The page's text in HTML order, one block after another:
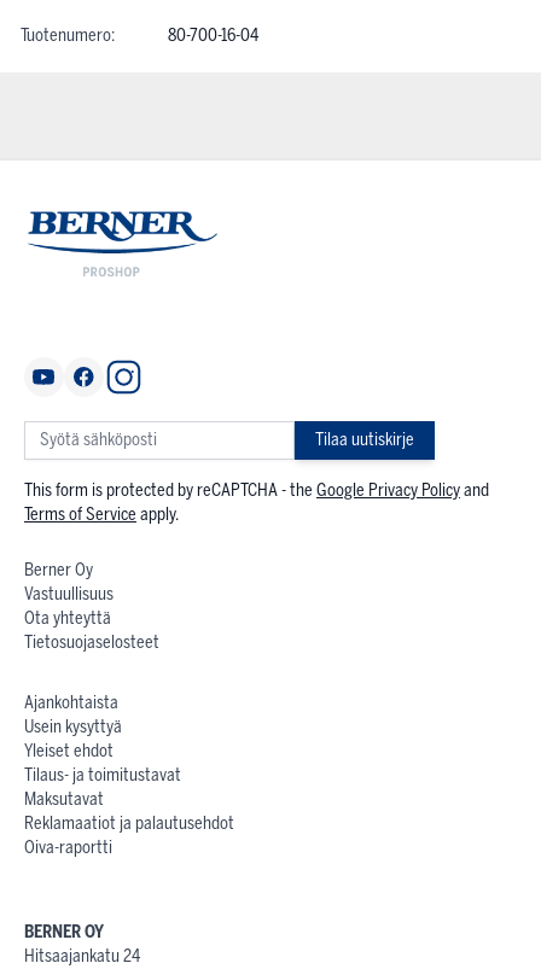
Tuotenumero: 80-700-16-04
Tilaa uutiskirje
This form is protected by reCAPTCHA - the Google Privacy Policyand
Terms of Service apply.
Berner Oy
Vastuullisuus
Ota yhteyttä
Tietosuojaselosteet
Ajankohtaista
Usein kysyttyä
Yleiset ehdot
Tilaus- ja toimitustavat
Maksutavat
Reklamaatiot ja palautusehdot
Oiva-raportti
BERNER OY
Hitsaajankatu 24